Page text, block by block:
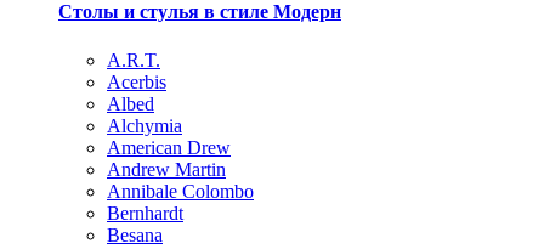
Столы и стулья в стиле Модерн
A.R.T.
Acerbis
Albed
Alchymia
American Drew
Andrew Martin
Annibale Colombo
Bernhardt
Besana